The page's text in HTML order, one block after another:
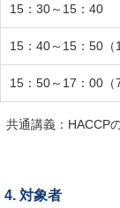
15：30～15：40
15：40～15：50（
15：50～17：00（
共通講義：HACCP
4. 対象者